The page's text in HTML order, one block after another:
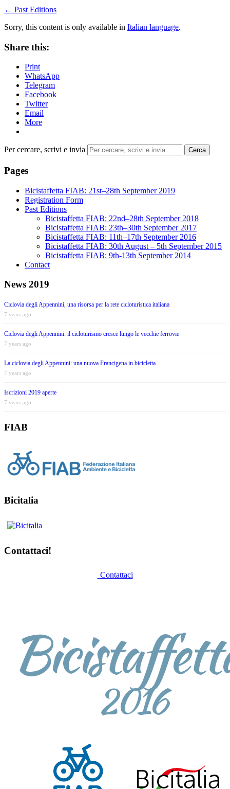
← Past Editions
Sorry, this content is only available in Italian language.
Share this:
Print
WhatsApp
Telegram
Facebook
Twitter
Email
More
Per cercare, scrivi e invia Cerca
Pages
Bicistaffetta FIAB: 21st–28th September 2019
Registration Form
Past Editions
Bicistaffetta FIAB: 22nd–28th September 2018
Bicistaffetta FIAB: 23th–30th September 2017
Bicistaffetta FIAB: 11th–17th September 2016
Bicistaffetta FIAB: 30th August – 5th September 2015
Bicistaffetta FIAB: 9th-13th September 2014
Contact
News 2019
Ciclovia degli Appennini, una risorsa per la rete cicloturistica italiana
7 years ago
Ciclovia degli Appennini: il cicloturismo cresce lungo le vecchie ferrovie
7 years ago
La ciclovia degli Appennini: una nuova Francigena in bicicletta
7 years ago
Iscrizioni 2019 aperte
7 years ago
FIAB
Bicitalia
Contattaci!
Contattaci